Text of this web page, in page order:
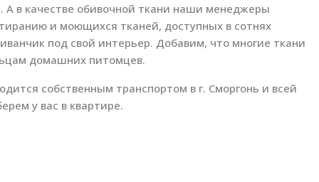
в качестве обивочной ткани наши менеджеры
и моющихся тканей, доступных в сотнях
под свой интерьер. Добавим, что многие ткани
домашних питомцев.
собственным транспортом в г. Сморгонь и всей
у вас в квартире.